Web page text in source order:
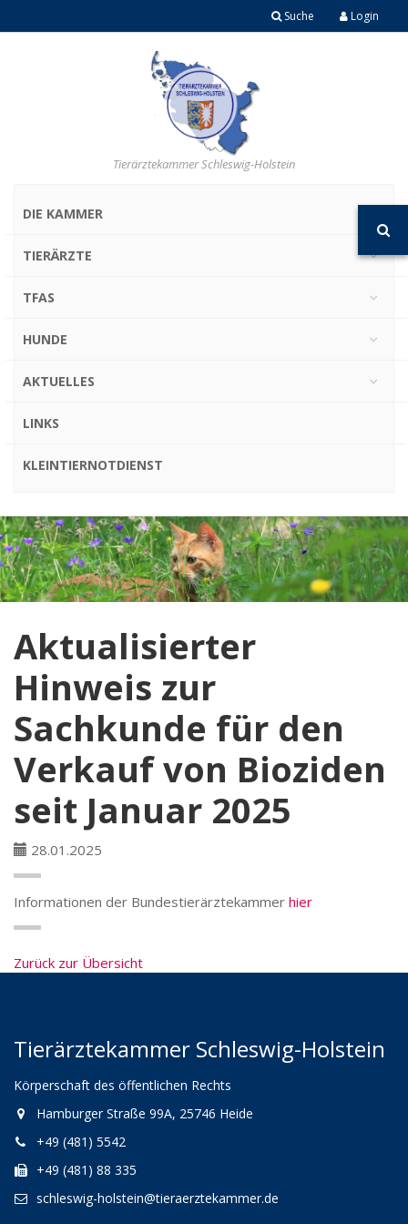
Login
Suche
Tierärztekammer Schleswig-Holstein
DIE KAMMER
TIERÄRZTE
TFAS
HUNDE
AKTUELLES
LINKS
KLEINTIERNOTDIENST
Aktualisierter
Hinweis zur
Sachkunde für den
Verkauf von Bioziden
seit Januar 2025
28.01.2025
Informationen der Bundestierärztekammer hier
Zurück zur Übersicht
Tierärztekammer Schleswig-Holstein
Körperschaft des öffentlichen Rechts
Hamburger Straße 99A, 25746 Heide
+49 (481) 5542
+49 (481) 88 335
schleswig-holstein@tieraerztekammer.de